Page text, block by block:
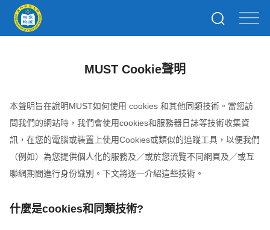
MUST Cookie聲明
本聲明旨在說明MUST如何使用 cookies 和其他同類技術。當您訪
問我們的網站時，我們會使用cookies和服務器日誌等技術收集資
訊，在您的電腦或裝置上使用Cookies或類似的追蹤工具，以便我們
（例如）為您提供個人化的服務及／或於您流覽不同網頁及／或互
聯網期間進行身份識別。下文將逐一介紹這些技術。
什麼是cookies和同類技術?